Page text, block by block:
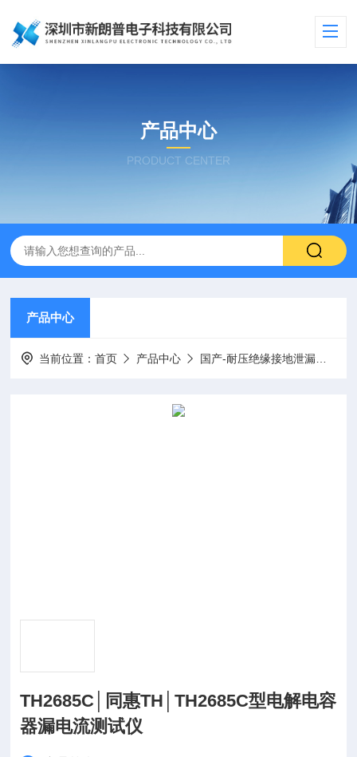
产品中心
PRODUCT CENTER
产品中心
当前位置：首页 产品中心 国产-耐压绝缘接地泄漏低电阻仪
TH2685C│同惠TH│TH2685C型电解电容
器漏电流测试仪